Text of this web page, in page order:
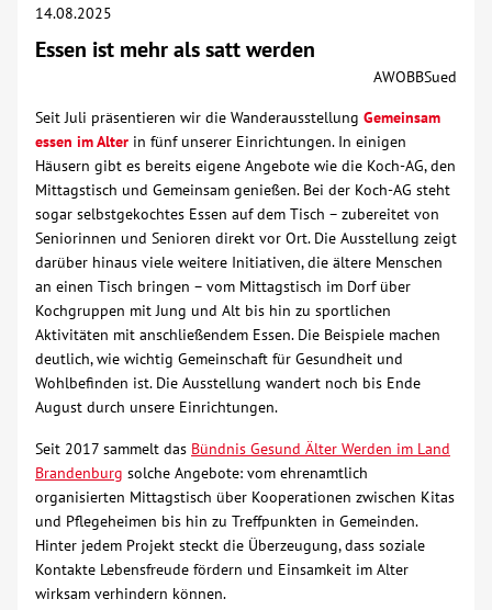
Menschen mit Behinderung
Begegnung
Bildung
Über uns
Veranstaltungen
Spenden
Mitmachen
Karriere
Ausbildung
14.08.2025
Essen ist mehr als satt werden
AWOBBSued
Seit Juli präsentieren wir die Wanderausstellung Gemeinsam
essen im Alter in fünf unserer Einrichtungen. In einigen
Häusern gibt es bereits eigene Angebote wie die Koch-AG, den
Mittagstisch und Gemeinsam genießen. Bei der Koch-AG steht
sogar selbstgekochtes Essen auf dem Tisch – zubereitet von
Seniorinnen und Senioren direkt vor Ort. Die Ausstellung zeigt
darüber hinaus viele weitere Initiativen, die ältere Menschen
an einen Tisch bringen – vom Mittagstisch im Dorf über
Kochgruppen mit Jung und Alt bis hin zu sportlichen
Aktivitäten mit anschließendem Essen. Die Beispiele machen
deutlich, wie wichtig Gemeinschaft für Gesundheit und
Wohlbefinden ist. Die Ausstellung wandert noch bis Ende
August durch unsere Einrichtungen.
Seit 2017 sammelt das Bündnis Gesund Älter Werden im Land
Brandenburg solche Angebote: vom ehrenamtlich
organisierten Mittagstisch über Kooperationen zwischen Kitas
und Pflegeheimen bis hin zu Treffpunkten in Gemeinden.
Hinter jedem Projekt steckt die Überzeugung, dass soziale
Kontakte Lebensfreude fördern und Einsamkeit im Alter
wirksam verhindern können.